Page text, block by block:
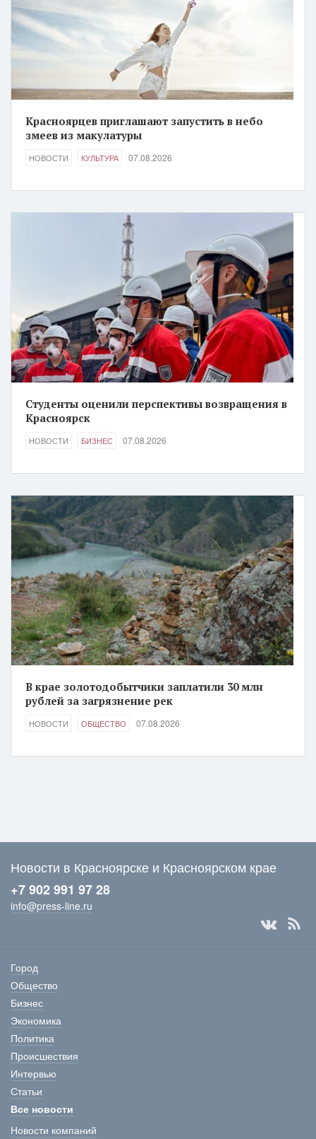
Красноярцев приглашают запустить в небо
змеев из макулатуры
НОВОСТИ КУЛЬТУРА 07.08.2026
Студенты оценили перспективы возвращения в
Красноярск
НОВОСТИ БИЗНЕС 07.08.2026
В крае золотодобытчики заплатили 30 млн
рублей за загрязнение рек
НОВОСТИ ОБЩЕСТВО 07.08.2026
Новости в Красноярске и Красноярском крае
+7 902 991 97 28
info@press-line.ru
Город
Общество
Бизнес
Экономика
Политика
Происшествия
Интервью
Статьи
Все новости
Новости компаний